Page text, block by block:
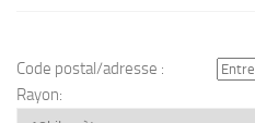
Code postal/adresse :
Rayon: